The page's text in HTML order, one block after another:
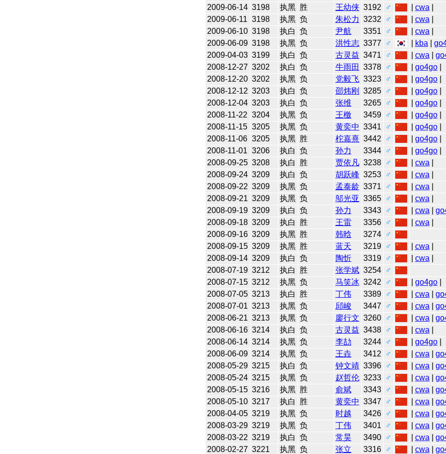
2009-06-14 3198 执黑 胜 王幼侠 3192 ♂ cwa
2009-06-11 3198 执黑 负 朱松力 3232 ♂ cwa
2009-06-10 3198 执白 负 尹航 3351 ♂ cwa
2009-06-09 3198 执黑 负 洪性志 3377 ♂ kba
2009-04-03 3199 执白 负 古灵益 3471 ♂ cwa
2008-12-27 3202 执白 负 牛雨田 3378 ♂ go4go|
2008-12-20 3202 执黑 负 党毅飞 3323 ♂ go4go|
2008-12-12 3203 执白 负 邵炜刚 3285 ♂ go4go|
2008-12-04 3203 执白 负 张维 3265 ♂ go4go|
2008-11-22 3204 执黑 负 王檄 3459 ♂ go4go|
2008-11-15 3205 执黑 负 黄奕中 3341 ♂ go4go|
2008-11-06 3205 执黑 胜 柁嘉熹 3442 ♂ go4go|
2008-11-01 3206 执白 负 孙力 3344 ♂ go4go|
2008-09-25 3208 执白 胜 贾依凡 3238 ♂ cwa
2008-09-24 3209 执白 负 胡跃峰 3253 ♂ cwa
2008-09-22 3209 执黑 负 孟泰龄 3371 ♂ cwa
2008-09-21 3209 执黑 负 邬光亚 3365 ♂ cwa
2008-09-19 3209 执白 负 孙力 3343 ♂ cwa
2008-09-18 3209 执白 胜 王雷 3356 ♂ cwa
2008-09-16 3209 执黑 胜 韩晗 3274
♂
2008-09-15 3209 执黑 胜 蓝天 3219 ♂ cwa
2008-09-14 3209 执白 负 陶忻 3319 ♂ cwa
2008-07-19 3212 执白 胜 张学斌 3254
♂
2008-07-15 3212 执黑 负 马笑冰 3242 ♂ go4go|
2008-07-05 3213 执白 胜 丁伟 3389 ♂ cwa
2008-07-01 3213 执黑 负 邱峻 3447 ♂ cwa
2008-06-21 3213 执黑 负 廖行文 3260 ♂ cwa
2008-06-16 3214 执白 负 古灵益 3438 ♂ cwa
2008-06-14 3214 执黑 负 李劼 3244 ♂ go4go|
2008-06-09 3214 执黑 负 王垚 3412 ♂ cwa
2008-05-29 3215 执白 负 钟文靖 3396 ♂ cwa
2008-05-24 3215 执黑 负 赵哲伦 3233 ♂ cwa
2008-05-15 3216 执黑 胜 俞斌 3343 ♂ cwa
2008-05-10 3217 执白 胜 黄奕中 3347 ♂ cwa
2008-04-05 3219 执黑 负 时越 3426 ♂ cwa
2008-03-29 3219 执黑 负 丁伟 3401 ♂ cwa
2008-03-22 3219 执白 负 常昊 3490 ♂ cwa
2008-02-27 3221 执黑 负 张立 3316 ♂ cwa